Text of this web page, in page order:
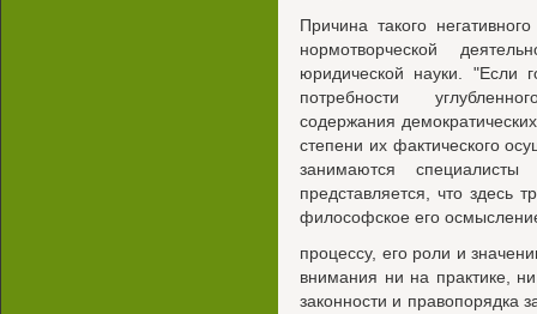
Причина такого
нормотворческой
юридической науки. "Если
потребности
содержания
степени их фактического
занимаются
представляется, что здесь
философское его
процессу, его роли и
внимания ни на практике,
законности и правопорядка